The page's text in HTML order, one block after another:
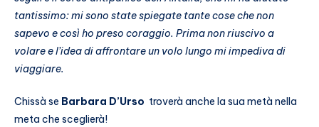
tantissimo: mi sono state spiegate tante cose che non
sapevo e così ho preso coraggio. Prima non riuscivo a
volare e l’idea di affrontare un volo lungo mi impediva di
viaggiare.
Chissà se Barbara D’Urso troverà anche la sua metà nella
meta che sceglierà!